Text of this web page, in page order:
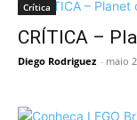
Crítica
CRÍTICA –
Diego Rodriguez - maio